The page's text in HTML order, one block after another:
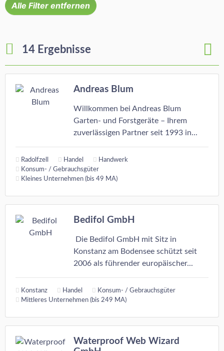
Alle Filter entfernen
14 Ergebnisse
Andreas Blum
Willkommen bei Andreas Blum
Garten- und Forstgeräte – Ihrem
zuverlässigen Partner seit 1993 in...
Radolfzell Handel
Handwerk
Konsum- / Gebrauchsgüter
Kleines Unternehmen (bis 49 MA)
Bedifol GmbH
Die Bedifol GmbH mit Sitz in
Konstanz am Bodensee schützt seit
2006 als führender europäischer...
Konstanz Handel
Konsum- / Gebrauchsgüter
Mittleres Unternehmen (bis 249 MA)
Waterproof Web Wizard